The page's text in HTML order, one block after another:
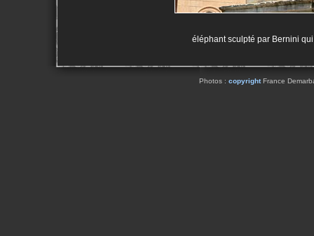
éléphant sculpté par Bernini
Photos : copyrightFrance